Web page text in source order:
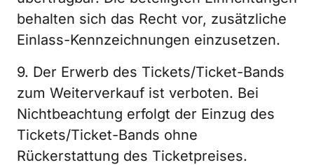
behalten sich das Recht vor, zusätzliche
Einlass-Kennzeichnungen einzusetzen.
9. Der Erwerb des Tickets/Ticket-Bands
zum Weiterverkauf ist verboten. Bei
Nichtbeachtung erfolgt der Einzug des
Tickets/Ticket-Bands ohne
Rückerstattung des Ticketpreises.